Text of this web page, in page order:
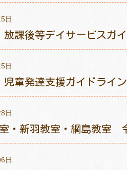
日
課後等デイサービスガ
日
児童発達支援ガイドライン
日
・新羽教室・綱島教室
日